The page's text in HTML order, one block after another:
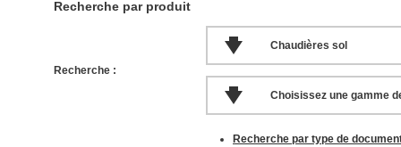
Recherche par produit
Recherche :
Chaudières sol
Choisissez une gamme
Recherche par type de